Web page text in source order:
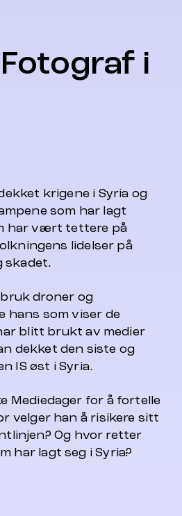
i
krigene i Syria og
som har lagt
har vært tettere på
lidelser på
skadet.
droner og
hans som viser de
blitt brukt av medier
dekket den siste og
IS øst i Syria.
Mediedager for å fortelle
velger han å risikere sitt
Og hvor retter
har lagt seg i Syria?